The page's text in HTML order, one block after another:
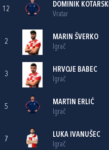
12
DOMINIK KOTARSKI
Vratar
2
MARIN ŠVERKO
Igrač
3
HRVOJE BABEC
Igrač
5
MARTIN ERLIĆ
Igrač
7
LUKA IVANUŠEC
Igrač